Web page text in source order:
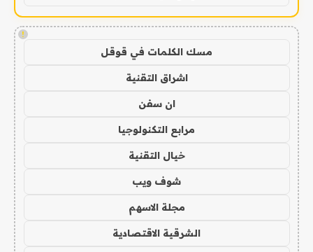
!
مسك الكلمات في قوقل
اشراق التقنية
ان سفن
مرابع التكنولوجيا
خيال التقنية
شوف ويب
مجلة الاسهم
الشرقية الاقتصادية